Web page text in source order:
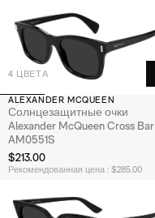
4 ЦВЕТА
ALEXANDER MCQUEEN
Солнцезащитные очки
Alexander McQueen Cross Bar
AM0551S
$213.00
Рекомендованная цена : $285.00